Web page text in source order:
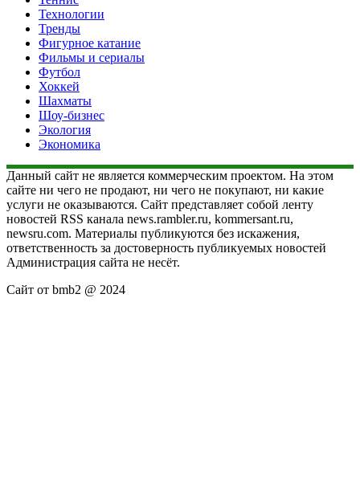
Технологии
Тренды
Фигурное катание
Фильмы и сериалы
Футбол
Хоккей
Шахматы
Шоу-бизнес
Экология
Экономика
Данный сайт не является коммерческим проектом. На этом
сайте ни чего не продают, ни чего не покупают, ни какие
услуги не оказываются. Сайт представляет собой ленту
новостей RSS канала news.rambler.ru, kommersant.ru,
newsru.com. Материалы публикуются без искажения,
ответственность за достоверность публикуемых новостей
Администрация сайта не несёт.
Сайт от bmb2 @ 2024